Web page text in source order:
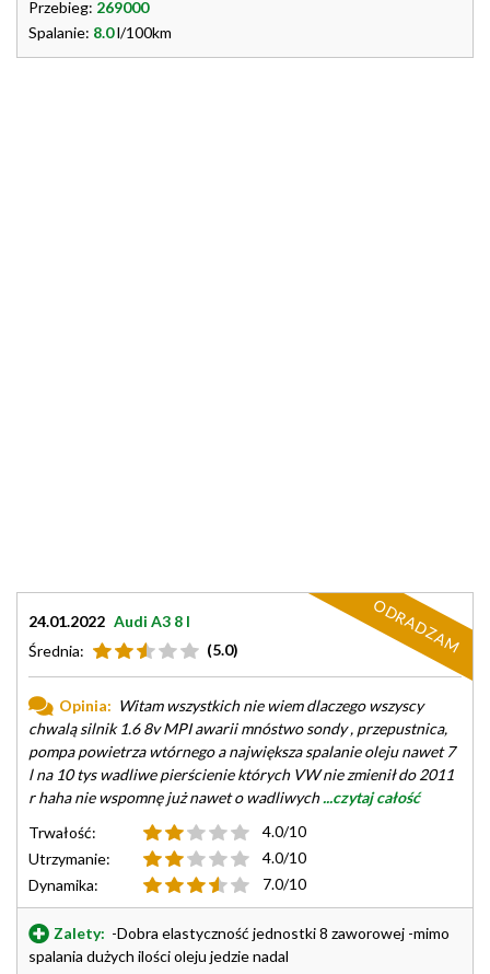
Przebieg: 269000
Spalanie: 8.0l/100km
24.01.2022 Audi A3 8 l
Średnia:
(5.0)
Opinia: Witam wszystkich nie wiem dlaczego wszyscy
chwalą silnik 1.6 8v MPI awarii mnóstwo sondy , przepustnica,
pompa powietrza wtórnego a największa spalanie oleju nawet 7
l na 10 tys wadliwe pierścienie których VW nie zmienił do 2011
r haha nie wspomnę już nawet o wadliwych...czytaj całość
Trwałość:
4.0/10
Utrzymanie:
4.0/10
Dynamika:
7.0/10
Zalety: -Dobra elastyczność jednostki 8 zaworowej -mimo
spalania dużych ilości oleju jedzie nadal
ODRADZAM